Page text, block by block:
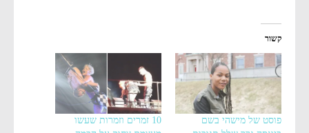
קשור
פוסט של מישהי בשם
10 זמרים וזמרות שעשו